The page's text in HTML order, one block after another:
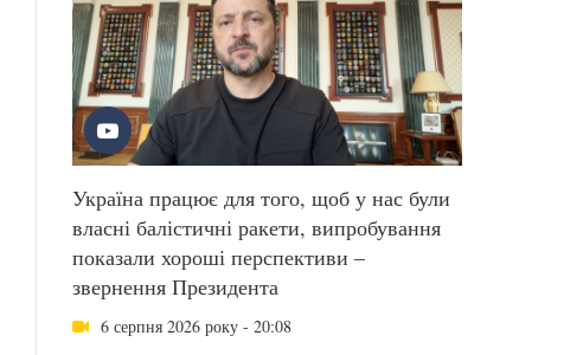
Україна працює для того, щоб у нас були
власні балістичні ракети, випробування
показали хороші перспективи –
звернення Президента
6 серпня 2026 року - 20:08